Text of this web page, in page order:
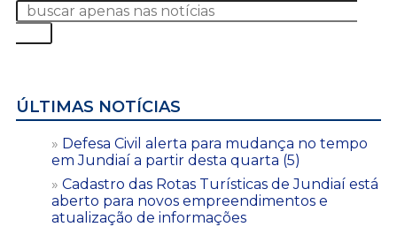
ÚLTIMAS NOTÍCIAS
Defesa Civil alerta para mudança no tempo
em Jundiaí a partir desta quarta (5)
Cadastro das Rotas Turísticas de Jundiaí está
aberto para novos empreendimentos e
atualização de informações